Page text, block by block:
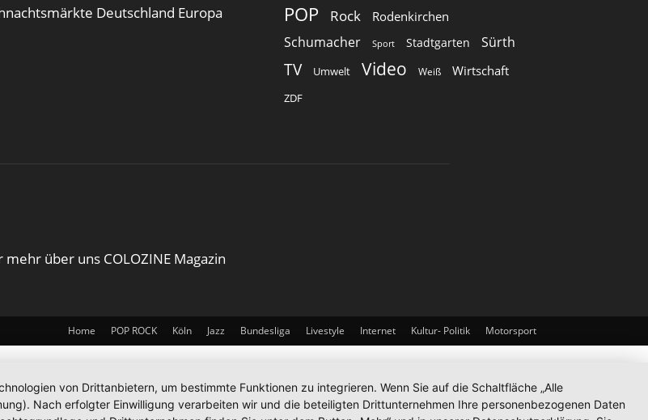
Deutschland Europa
POP Rock Rodenkirchen
Schumacher Sport Stadtgarten Sürth
TV Umwelt Video Weiß Wirtschaft
ZDF
mehr über uns COLOZINE Magazin
Home POP ROCK Köln Jazz Bundesliga Livestyle Internet Kultur- Politik Motorsport
von Drittanbietern, um bestimmte Funktionen zu integrieren. Wenn Sie auf die Schaltfläche „Alle
Nach erfolgter Einwilligung verarbeiten wir und die beteiligten Drittunternehmen Ihre personenbezogenen Daten